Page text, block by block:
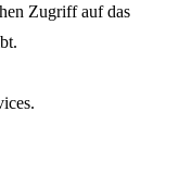
Zugriff auf das